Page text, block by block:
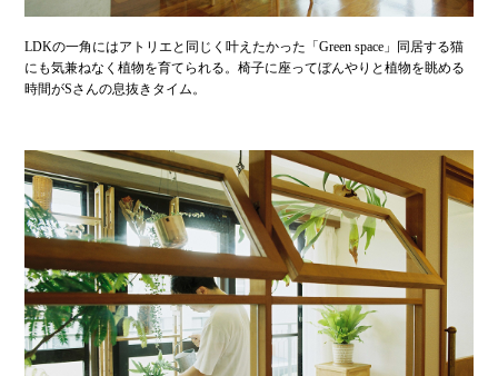
LDKの一角にはアトリエと同じく叶えたかった「Green space」同居する猫
にも気兼ねなく植物を育てられる。椅子に座ってぼんやりと植物を眺める
時間がSさんの息抜きタイム。